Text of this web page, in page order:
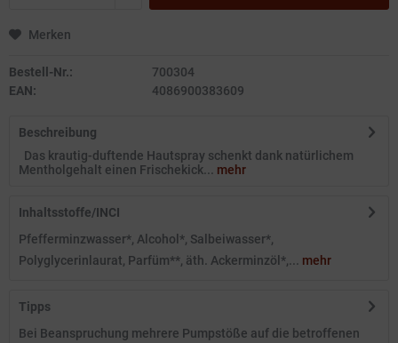
Merken
Bestell-Nr.:
700304
EAN:
4086900383609
Beschreibung
Das krautig-duftende Hautspray schenkt dank natürlichem
Mentholgehalt einen Frischekick... mehr
Inhaltsstoffe/INCI
Pfefferminzwasser*, Alcohol*, Salbeiwasser*,
Polyglycerinlaurat, Parfüm**, äth. Ackerminzöl*,... mehr
Tipps
Bei Beanspruchung mehrere Pumpstöße auf die betroffenen